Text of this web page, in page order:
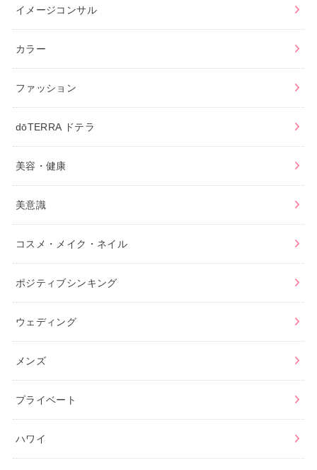
イメージコンサル
カラー
ファッション
dōTERRA ドテラ
美容・健康
美意識
コスメ・メイク・ネイル
ポジティブシンキング
ウェディング
メンズ
プライベート
ハワイ